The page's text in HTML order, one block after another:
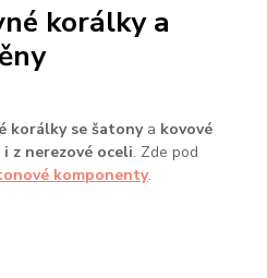
korálky a
korálky se šatonya kovové
z nerezové oceli. Zde pod
komponenty.